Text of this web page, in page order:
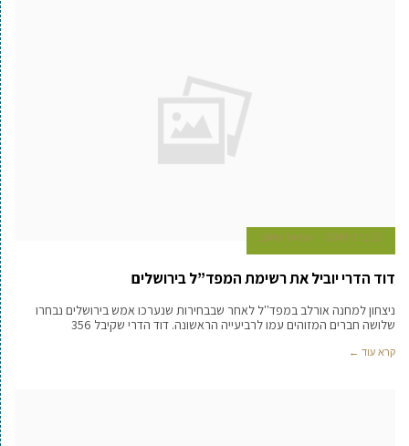
25 ביוני 2008 עמיעד טאוב
דוד הדרי יוביל את רשימת המפד”ל בירושלים
ניצחון למחנה אורלב במפד''ל לאחר שבבחירות שנערכו אמש בירושלים נבחרו
שלושה חברים המזוהים עמו לרביעייה הראשונה. דוד הדרי שקיבל 356
קרא עוד ←